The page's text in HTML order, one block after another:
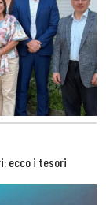
ecco i tesori